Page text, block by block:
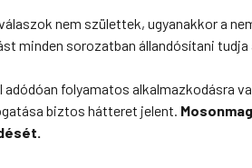
nem születtek, ugyanakkor a
minden sorozatban állandósítani tudja
folyamatos alkalmazkodásra
biztos hátteret jelent.